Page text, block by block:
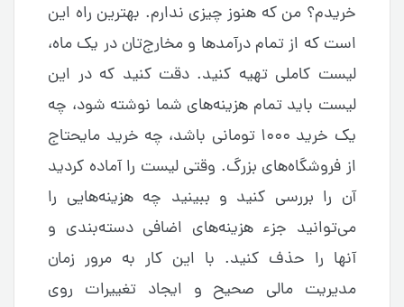
خریدم؟ من که هنوز چیزی ندارم. بهترین راه این
است که از تمام درآمدها و مخارج‌تان در یک ماه،
لیست کاملی تهیه کنید. دقت کنید که در این
لیست باید تمام هزینه‌های شما نوشته شود، چه
یک خرید ۱۰۰۰ تومانی باشد، چه خرید مایحتاج
از فروشگاه‌های بزرگ. وقتی لیست را آماده کردید
آن را بررسی کنید و ببینید چه هزینه‌هایی را
می‌توانید جزء هزینه‌های اضافی دسته‌بندی و
آنها را حذف کنید. با این کار به مرور زمان
مدیریت مالی صحیح و ایجاد تغییرات روی